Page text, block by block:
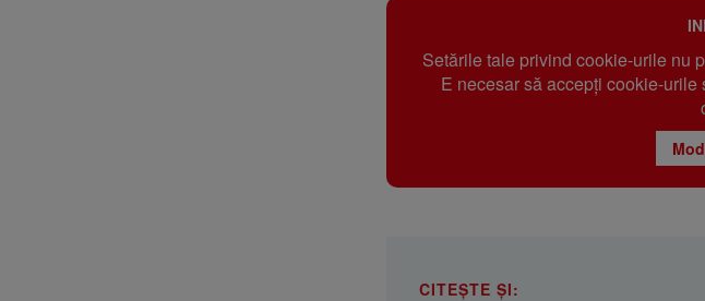
Setările tale privind cookie-urile nu
E necesar să accepți cookie-
CITEȘTE ȘI: